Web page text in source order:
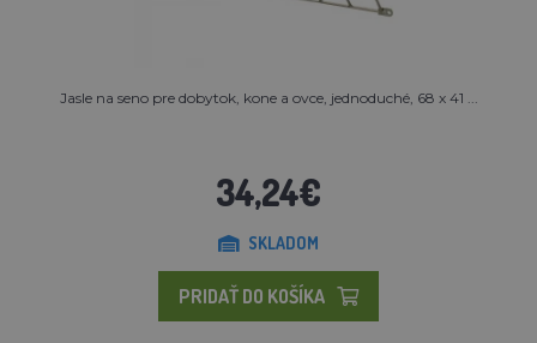
Jasle na seno pre dobytok, kone a ovce, jednoduché, 68 x 41 ...
34,24€
SKLADOM
PRIDAŤ DO KOŠÍKA